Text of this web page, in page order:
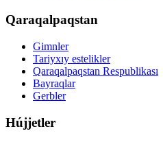
Qaraqalpaqstan
Gimnler
Tariyxıy estelikler
Qaraqalpaqstan Respublikası
Bayraqlar
Gerbler
Hújjetler